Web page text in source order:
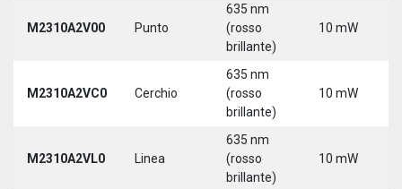
M2310A2V00 Punto
635 nm
(rosso
brillante)
10 mW
M2310A2VC0 Cerchio
635 nm
(rosso
brillante)
10 mW
M2310A2VL0 Linea
635 nm
(rosso
brillante)
10 mW